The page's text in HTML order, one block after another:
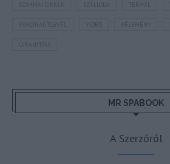
SZAKMAI CIKKEK SZÁLLODA TERMÁL
VAKCINAÚTLEVÉL
ÚJRANYITÁS
MR SPABOOK
A Szerzőről